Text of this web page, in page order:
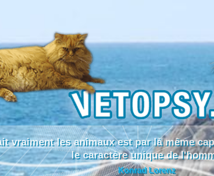
vraiment les animaux est par là même
le caractère unique de
Konrad Lorenz